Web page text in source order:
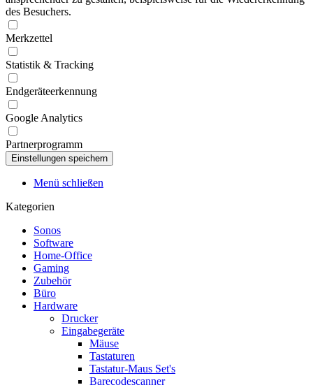
des Besuchers.
Merkzettel
Statistik & Tracking
Endgeräteerkennung
Google Analytics
Partnerprogramm
Menü schließen
Kategorien
Sonos
Software
Home-Office
Gaming
Zubehör
Büro
Hardware
Drucker
Eingabegeräte
Mäuse
Tastaturen
Tastatur-Maus Set's
Barecodescanner